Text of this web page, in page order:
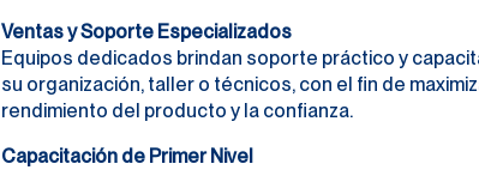
Ventas y Soporte Especializados
Equipos dedicados brindan soporte práctico y
su organización, taller o técnicos, con el fin de
rendimiento del producto y la confianza.
Capacitación de Primer Nivel